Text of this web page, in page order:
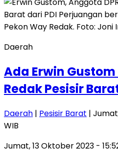
Daerah
Ada Erwin
Redak Pesisir
Daerah | Pesisir Barat |
WIB
Jumat, 13 Oktober 2023 -